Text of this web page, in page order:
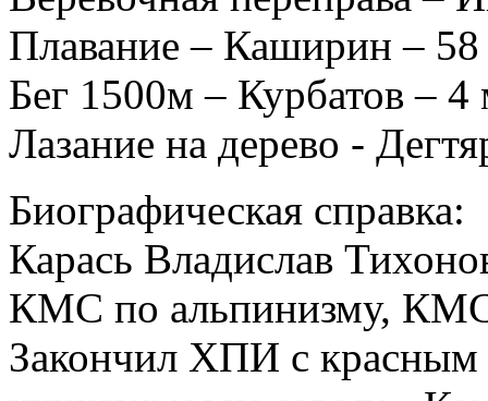
Плавание – Каширин – 58
Бег 1500м – Курбатов – 4
Лазание на дерево -
Биографическая справка:
Карась Владислав
КМС по альпинизму, КМС
Закончил ХПИ с красным